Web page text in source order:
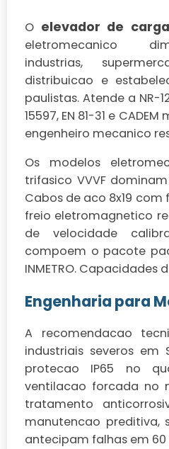
O elevador de
eletromecanico
industrias,
distribuicao e
paulistas. Atende a NR-
15597, EN 81-31 e
engenheiro mecanico
Os modelos
trifasico VVVF
Cabos de aco 8x19 com
freio eletromagnetico
de velocidade
compoem o pacote
INMETRO. Capacidades
Engenharia para
A recomendacao
industriais severos
protecao IP65 no
ventilacao forcada no
tratamento
manutencao preditiva,
antecipam falhas em 60